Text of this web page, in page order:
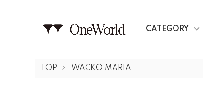
CATEGORY
TOP WACKO MARIA